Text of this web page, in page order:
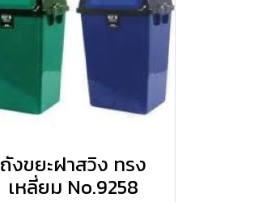
ถังขยะฝาสวิง ทรง
เหลี่ยม No.9258